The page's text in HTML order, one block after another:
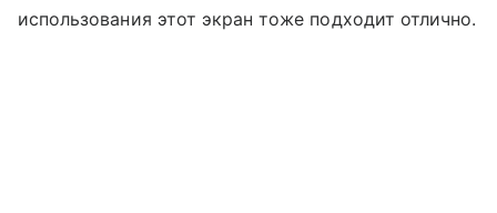
использования этот экран тоже подходит отлично.